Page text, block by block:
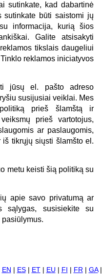
sutinkate, kad dabartinė
sutinkate būti saistomi jų
informacija, kurią šios
Galite atsisakyti
tikslais daugeliui
reklamos iniciatyvos
jūsų el. pašto adreso
susijusiai veiklai. Mes
prieš šlamštą ir
prieš vartotojus,
ar paslaugomis,
tikrųjų siųsti šlamšto el.
metu keisti šią politiką su
apie savo privatumą ar
sąlygas, susisiekite su
EN ES| ET| EU FI FR| GA|